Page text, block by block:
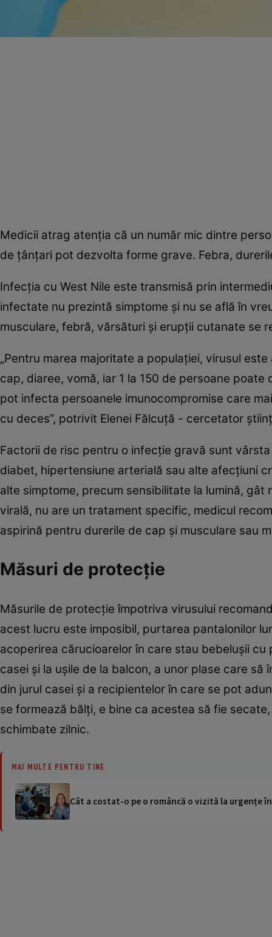
Medicii atrag atenţia că un număr mic dintre
de ţânţari pot dezvolta forme grave. Febra,
Infecţia cu West Nile este transmisă prin
infectate nu prezintă simptome şi nu se află în
musculare, febră, vărsături şi erupţii cutanate se
„Pentru marea majoritate a populaţiei, virusul
cap, diaree, vomă, iar 1 la 150 de persoane
pot infecta persoanele imunocompromise care
cu deces”, potrivit Elenei Fălcuţă - cercetator
Factorii de risc pentru o infecţie gravă sunt
diabet, hipertensiune arterială sau alte afecţiuni
alte simptome, precum sensibilitate la lumină,
virală, nu are un tratament specific, medicul
aspirină pentru durerile de cap şi musculare sau
Măsuri de protecţie
Măsurile de protecţie împotriva virusului
acest lucru este imposibil, purtarea pantalonilor
acoperirea cărucioarelor în care stau bebeluşii
casei şi la uşile de la balcon, a unor plase care
din jurul casei şi a recipientelor în care se pot
se formează bălţi, e bine ca acestea să fie
schimbate zilnic.
MAI MULTE PENTRU TINE
Cât a costat-o pe o româncă o vizită la urgențe